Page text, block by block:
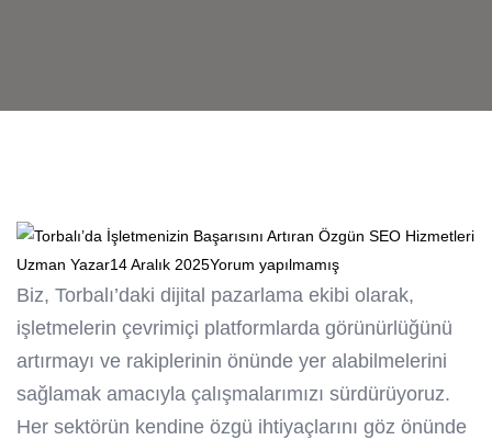
Uzman Yazar14 Aralık 2025Yorum yapılmamış
Biz, Torbalı’daki dijital pazarlama ekibi olarak,
işletmelerin çevrimiçi platformlarda görünürlüğünü
artırmayı ve rakiplerinin önünde yer alabilmelerini
sağlamak amacıyla çalışmalarımızı sürdürüyoruz.
Her sektörün kendine özgü ihtiyaçlarını göz önünde